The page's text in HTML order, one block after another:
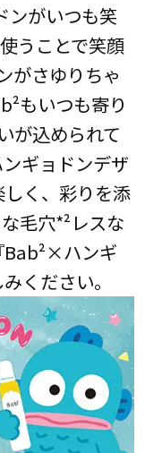
ンがいつも笑
うことで笑顔
がさゆりちゃ
もいつも寄り
が込められて
ギョドンデザ
く、彩りを添
毛穴*²レスな
Bab²×ハンギ
ください。